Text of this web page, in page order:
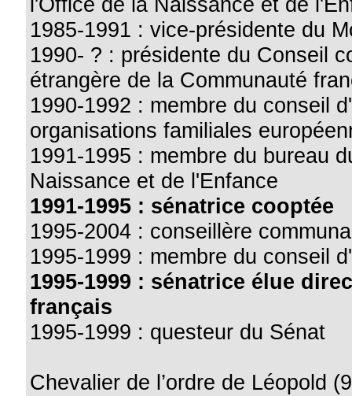
1985-1991 : vice-présidente du
1990- ? : présidente du Conseil
étrangère de la Communauté
1990-1992 : membre du conseil
organisations familiales
1991-1995 : membre du bureau
Naissance et de l'Enfance
1991-1995 : sénatrice cooptée
1995-2004 : conseillère
1995-1999 : membre du conseil
1995-1999 : sénatrice élue
français
1995-1999 : questeur du Sénat
Chevalier de l’ordre de Léopold